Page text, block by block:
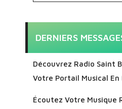
DERNIERS
Découvrez Radio Saint
Votre Portail Musical En
Écoutez Votre Musique